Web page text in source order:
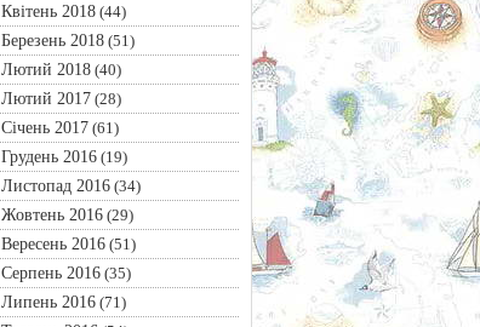
Квітень 2018(44)
Березень 2018(51)
Лютий 2018(40)
Лютий 2017(28)
Січень 2017(61)
Грудень 2016(19)
Листопад 2016(34)
Жовтень 2016(29)
Вересень 2016(51)
Серпень 2016(35)
Липень 2016(71)